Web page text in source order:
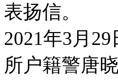
表扬信。
2021年3月
所户籍警唐